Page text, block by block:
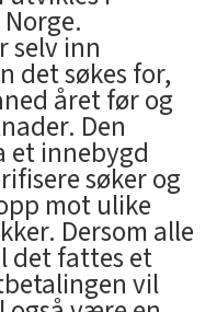
selv inn
det søkes for,
året før og
Den
et innebygd
søker og
mot ulike
Dersom alle
det fattes et
vil